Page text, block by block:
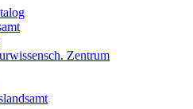
Zentrum